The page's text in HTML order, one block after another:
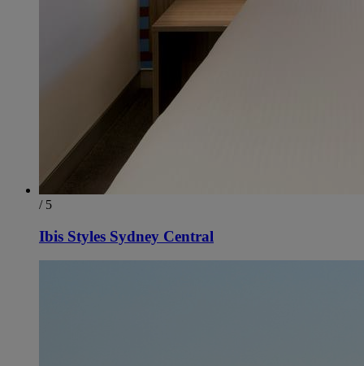
/ 5
Ibis Styles Sydney Central